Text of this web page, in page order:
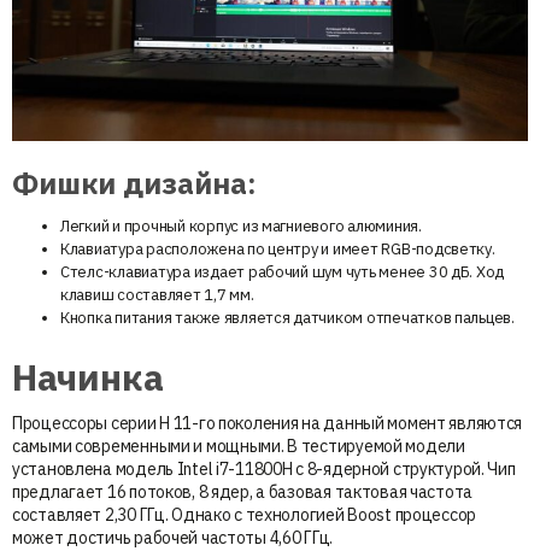
Фишки дизайна:
Легкий и прочный корпус из магниевого алюминия.
Клавиатура расположена по центру и имеет RGB-подсветку.
Стелс-клавиатура издает рабочий шум чуть менее 30 дБ. Ход
клавиш составляет 1,7 мм.
Кнопка питания также является датчиком отпечатков пальцев.
Начинка
Процессоры серии H 11-го поколения на данный момент являются
самыми современными и мощными. В тестируемой модели
установлена модель Intel i7-11800H с 8-ядерной структурой. Чип
предлагает 16 потоков, 8 ядер, а базовая тактовая частота
составляет 2,30 ГГц. Однако с технологией Boost процессор
может достичь рабочей частоты 4,60 ГГц.